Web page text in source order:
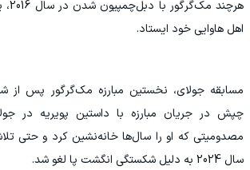
اهل هاوایی خود ایستاد.
مسابقه جولای، نخستین مبارزه مک‌گرگور پس از
مصدومیتی که او را سال‌ها خانه‌نشین کرد و حتی
سال 2024 به دلیل شکستگی انگشت پا لغو شد.